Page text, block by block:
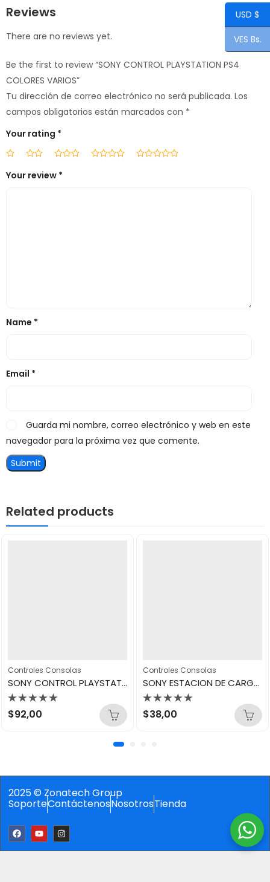
Reviews
There are no reviews yet.
Be the first to review “SONY CONTROL PLAYSTATION PS4
COLORES VARIOS”
Tu dirección de correo electrónico no será publicada. Los
campos obligatorios están marcados con *
Your rating *
Your review *
Name *
Email *
Guarda mi nombre, correo electrónico y web en este
navegador para la próxima vez que comente.
Related products
Controles Consolas
SONY CONTROL PLAYSTATION PS5 REMIX GREEN
Valorado
con
$92,00
Controles Consolas
SONY ESTACION DE CARGA CONTROL PLAYSTATION PS5 CFI-ZDS1
Valorado
con
$38,00
2025 © Zonatech Group
SoporteContáctenosNosotrosTienda
USD $
VES Bs.